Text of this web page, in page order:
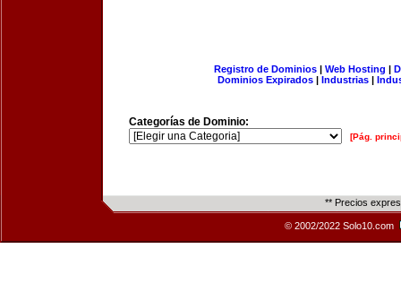
Registro de Dominios| Web Hosting |
Dominios Expirados | Industrias |
Categorías de Dominio:
[Pág.
** Precios
© 2002/2022 Solo10.com